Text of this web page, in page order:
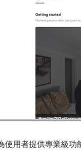
使用者提供專業級功